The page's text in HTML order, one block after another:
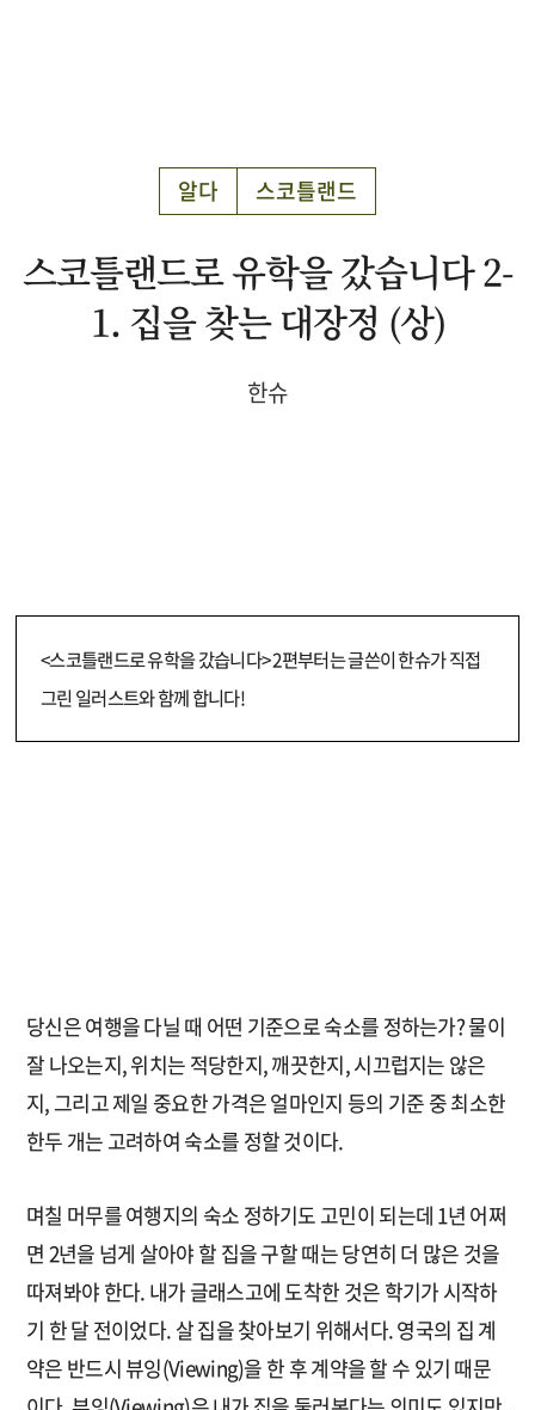
알다 스코틀랜드
스코틀랜드로 유학을 갔습니다 2-
1. 집을 찾는 대장정 (상)
한슈
<스코틀랜드로 유학을 갔습니다> 2편부터는 글쓴이 한슈가 직접
그린 일러스트와 함께 합니다!
당신은 여행을 다닐 때 어떤 기준으로 숙소를 정하는가? 물이
잘 나오는지, 위치는 적당한지, 깨끗한지, 시끄럽지는 않은
지, 그리고 제일 중요한 가격은 얼마인지 등의 기준 중 최소한
한두 개는 고려하여 숙소를 정할 것이다.
며칠 머무를 여행지의 숙소 정하기도 고민이 되는데 1년 어쩌
면 2년을 넘게 살아야 할 집을 구할 때는 당연히 더 많은 것을
따져봐야 한다. 내가 글래스고에 도착한 것은 학기가 시작하
기 한 달 전이었다. 살 집을 찾아보기 위해서다. 영국의 집 계
약은 반드시 뷰잉(Viewing)을 한 후 계약을 할 수 있기 때문